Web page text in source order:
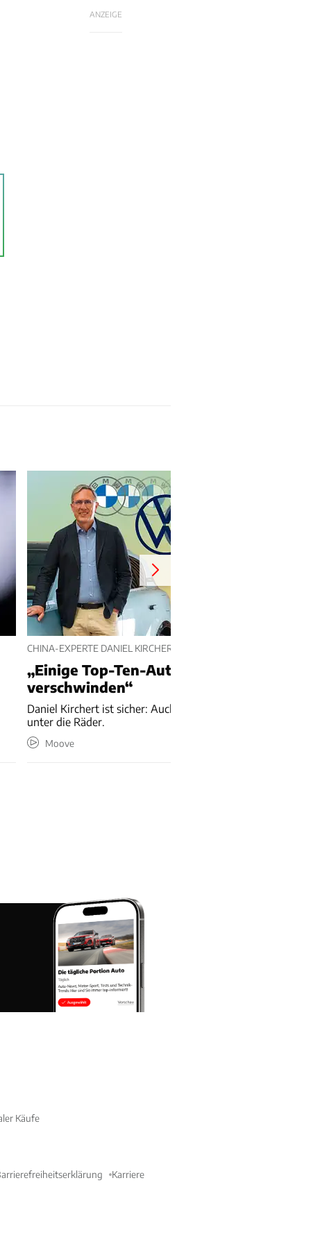
ANZEIGE
CHINA-EXPERTE DANIEL KIRCHERT
„Einige Top-Ten-Autobauer werden
verschwinden“
Daniel Kirchert ist sicher: Auch große Autokonzerne kommen
unter die Räder.
Moove
Käufe
Karriere